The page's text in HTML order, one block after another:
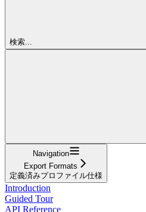
検索...
Navigation
Export Formats
定義済みプロファイル仕様
Introduction
Guided Tour
API Reference